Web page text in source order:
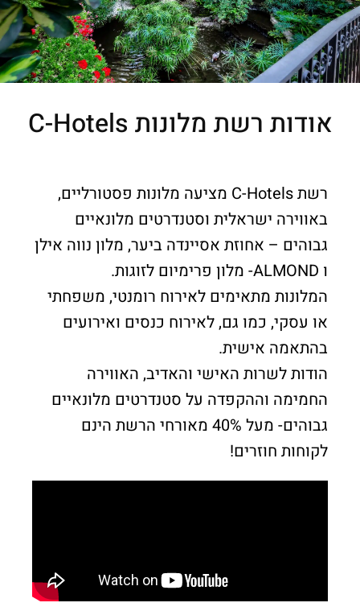
אודות רשת מלונות C-Hotels
רשת C-Hotels מציעה מלונות פסטורליים,
באווירה ישראלית וסטנדרטים מלונאיים
גבוהים – אחוזת אסיינדה ביער, מלון נווה אילן
ו ALMOND- מלון פרימיום לזוגות.
המלונות מתאימים לאירוח רומנטי, משפחתי
או עסקי, כמו גם, לאירוח כנסים ואירועים
בהתאמה אישית.
הודות לשרות האישי והאדיב, האווירה
החמימה וההקפדה על סטנדרטים מלונאיים
גבוהים- מעל 40% מאורחי הרשת הינם
לקוחות חוזרים!